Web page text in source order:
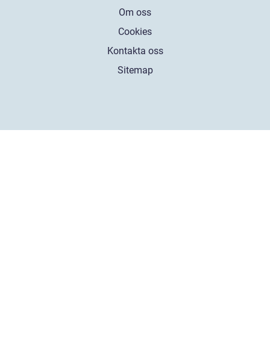
Om oss
Cookies
Kontakta oss
Sitemap